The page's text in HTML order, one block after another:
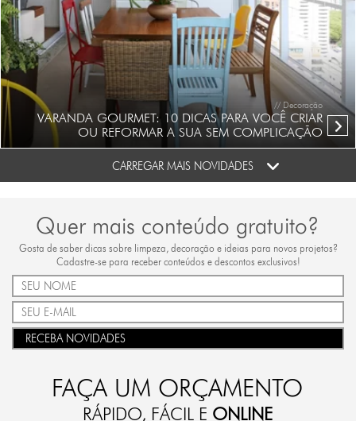
// Decoração
VARANDA GOURMET: 10 DICAS PARA VOCÊ CRIAR
OU REFORMAR A SUA SEM COMPLICAÇÃO
CARREGAR MAIS NOVIDADES
Quer mais conteúdo gratuito?
Gosta de saber dicas sobre limpeza, decoração e ideias para novos projetos?
Cadastre-se para receber conteúdos e descontos exclusivos!
RECEBA NOVIDADES
FAÇA UM ORÇAMENTO
RÁPIDO, FÁCIL E ONLINE